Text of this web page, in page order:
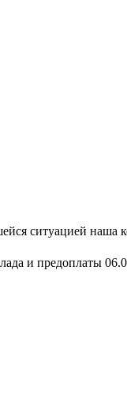
ситуацией наша
и предоплаты